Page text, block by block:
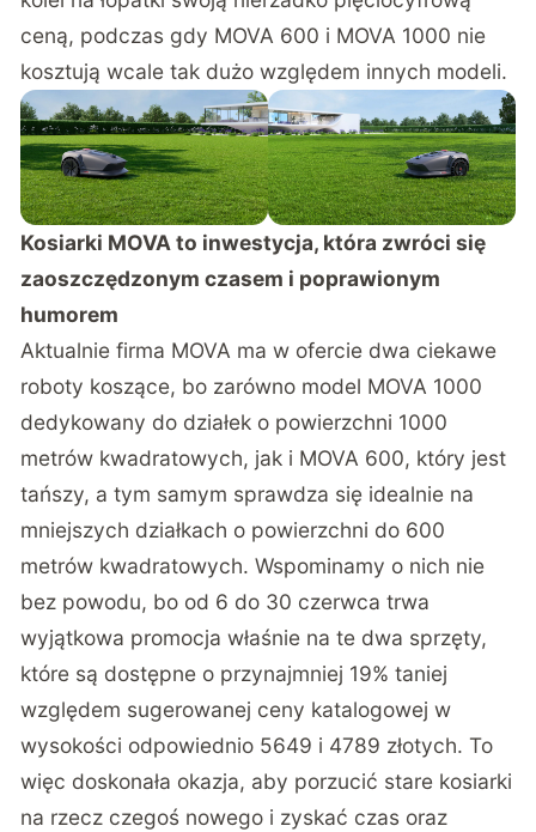
ceną, podczas gdy MOVA 600 i MOVA 1000 nie
kosztują wcale tak dużo względem innych modeli.
Kosiarki MOVA to inwestycja, która zwróci się
zaoszczędzonym czasem i poprawionym
humorem
Aktualnie firma MOVA ma w ofercie dwa ciekawe
roboty koszące, bo zarówno model MOVA 1000
dedykowany do działek o powierzchni 1000
metrów kwadratowych, jak i MOVA 600, który jest
tańszy, a tym samym sprawdza się idealnie na
mniejszych działkach o powierzchni do 600
metrów kwadratowych. Wspominamy o nich nie
bez powodu, bo od 6 do 30 czerwca trwa
wyjątkowa promocja właśnie na te dwa sprzęty,
które są dostępne o przynajmniej 19% taniej
względem sugerowanej ceny katalogowej w
wysokości odpowiednio 5649 i 4789 złotych. To
więc doskonała okazja, aby porzucić stare kosiarki
na rzecz czegoś nowego i zyskać czas oraz